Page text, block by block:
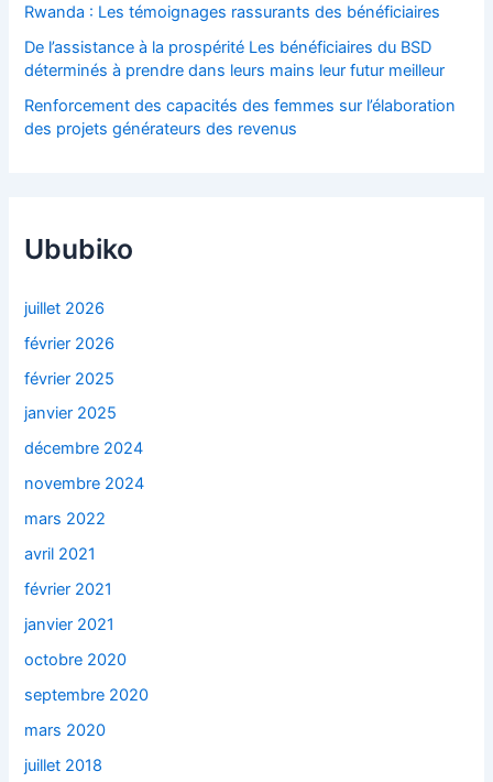
Rwanda : Les témoignages rassurants des bénéficiaires
De l’assistance à la prospérité Les bénéficiaires du BSD
déterminés à prendre dans leurs mains leur futur meilleur
Renforcement des capacités des femmes sur l’élaboration
des projets générateurs des revenus
Ububiko
juillet 2026
février 2026
février 2025
janvier 2025
décembre 2024
novembre 2024
mars 2022
avril 2021
février 2021
janvier 2021
octobre 2020
septembre 2020
mars 2020
juillet 2018